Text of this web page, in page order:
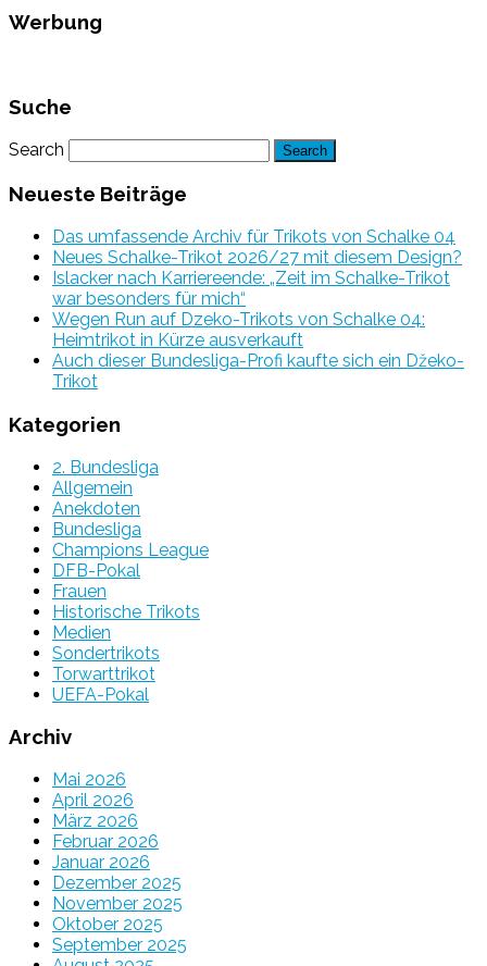
Werbung
Suche
Search
Neueste Beiträge
Das umfassende Archiv für Trikots von Schalke 04
Neues Schalke-Trikot 2026/27 mit diesem Design?
Islacker nach Karriereende: „Zeit im Schalke-Trikot
war besonders für mich“
Wegen Run auf Dzeko-Trikots von Schalke 04:
Heimtrikot in Kürze ausverkauft
Auch dieser Bundesliga-Profi kaufte sich ein Džeko-
Trikot
Kategorien
2. Bundesliga
Allgemein
Anekdoten
Bundesliga
Champions League
DFB-Pokal
Frauen
Historische Trikots
Medien
Sondertrikots
Torwarttrikot
UEFA-Pokal
Archiv
Mai 2026
April 2026
März 2026
Februar 2026
Januar 2026
Dezember 2025
November 2025
Oktober 2025
September 2025